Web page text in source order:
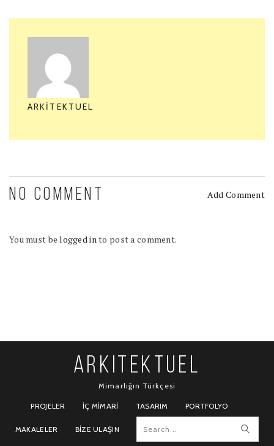
ARKITEKTUEL
NO COMMENT Add Comment
You must belogged in to post a comment.
ARKITEKTUEL
Mimarlığın Türkçesi
PROJELER İÇ MIMARI TASARIM PORTFOLYO
MAKALELER BIZE ULAŞIN